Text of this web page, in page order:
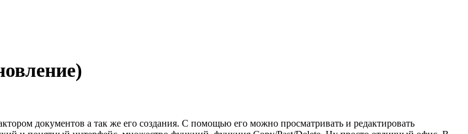
документов а так же его создания. С помощью его можно просматривать и редактировать